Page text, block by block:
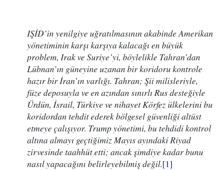
IŞİD’in yenilgiye uğratılmasının akabinde Amerikan
yönetiminin karşı karşıya kalacağı en büyük
problem, Irak ve Suriye’yi, böylelikle Tahran’dan
Lübnan’ın güneyine uzanan bir koridoru kontrole
hazır bir İran’ın varlığı. Tahran; Şii milisleriyle,
füze deposuyla ve en azından sınırlı Rus desteğiyle
Ürdün, İsrail, Türkiye ve nihayet Körfez ülkelerini bu
koridordan tehdit ederek bölgesel güvenliği altüst
etmeye çalışıyor. Trump yönetimi, bu tehdidi kontrol
altına almayı geçtiğimiz Mayıs ayındaki Riyad
zirvesinde taahhüt etti; ancak şimdiye kadar bunu
nasıl yapacağını belirleyebilmiş değil.[1]